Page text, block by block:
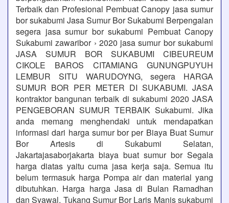
Terbaik dan Profesional Pembuat Canopy jasa sumur
bor sukabumi Jasa Sumur Bor Sukabumi Berpengalan
segera jasa sumur bor sukabumi Pembuat Canopy
Sukabumi zawaribor › 2020 jasa sumur bor sukabumi
JASA SUMUR BOR SUKABUMI CIBEUREUM
CIKOLE BAROS CITAMIANG GUNUNGPUYUH
LEMBUR SITU WARUDOYNG, segera HARGA
SUMUR BOR PER METER DI SUKABUMI. JASA
kontraktor bangunan terbaik di sukabumi 2020 JASA
PENGEBORAN SUMUR TERBAIK Sukabumi. Jika
anda memang menghendaki untuk mendapatkan
informasi dari harga sumur bor per Biaya Buat Sumur
Bor Artesis di Sukabumi Selatan,
Jakartajasaborjakarta biaya buat sumur bor Segala
harga diatas yaitu cuma jasa kerja saja. Semua itu
belum termasuk harga Pompa air dan material yang
dibutuhkan. Harga harga Jasa di Bulan Ramadhan
dan Syawal, Tukang Sumur Bor Laris Manis sukabumi